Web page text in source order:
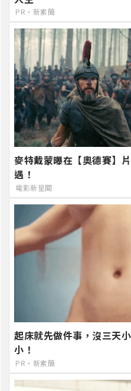
PR・新素簡
麥特戴蒙曝在【奧德賽】
遇！
電影新星聞
起床就先做件事，沒三天
小！
PR・新素簡